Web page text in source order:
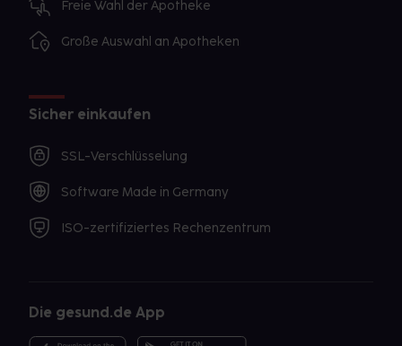
Freie Wahl der Apotheke
Große Auswahl an Apotheken
Sicher einkaufen
SSL-Verschlüsselung
Software Made in Germany
ISO-zertifiziertes Rechenzentrum
Die gesund.de App